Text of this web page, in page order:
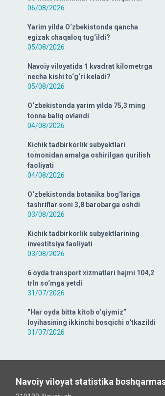
06/08/2026
Yarim yilda O‘zbekistonda qancha
egizak chaqaloq tug‘ildi?
05/08/2026
Navoiy viloyatida 1 kvadrat kilometrga
necha kishi to‘g‘ri keladi?
05/08/2026
O‘zbekistonda yarim yilda 75,3 ming
tonna baliq ovlandi
04/08/2026
Kichik tadbirkorlik subyektlari
tomonidan amalga oshirilgan qurilish
faoliyati
04/08/2026
O‘zbekistonda botanika bog‘lariga
tashriflar soni 3,8 barobarga oshdi
03/08/2026
Kichik tadbirkorlik subyektlarining
investitsiya faoliyati
03/08/2026
6 oyda transport xizmatlari hajmi 104,2
trln so‘mga yetdi
31/07/2026
“Har oyda bitta kitob o‘qiymiz”
loyihasining ikkinchi bosqichi o‘tkazildi
31/07/2026
Navoiy viloyat statistika